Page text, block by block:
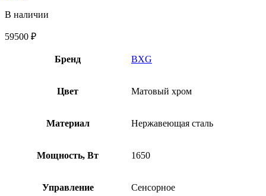
В наличии
59500 ₽
Бренд BXG
Цвет Матовый хром
Материал Нержавеющая сталь
Мощность, Вт 1650
Управление Сенсорное